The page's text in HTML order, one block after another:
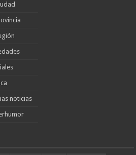
noticias